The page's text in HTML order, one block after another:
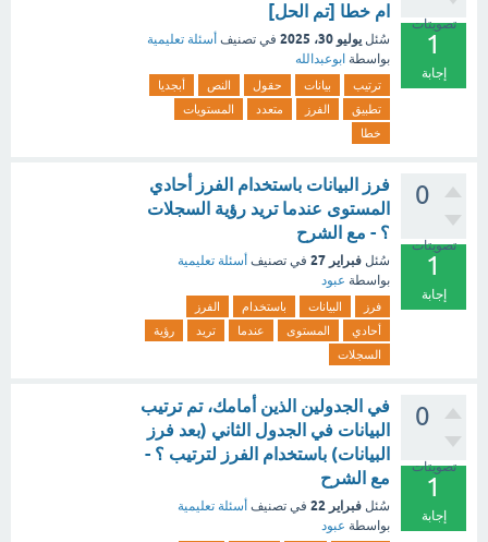
تصويتات
1
إجابة
ام خطا [تم الحل]
سُئل يوليو 30، 2025 في تصنيف أسئلة تعليمية
بواسطة ابوعبدالله
ترتيب بيانات حقول النص
أبجديا
تطبيق
الفرز متعدد
المستويات
خطا
0
تصويتات
1
إجابة
فرز البيانات باستخدام الفرز أحادي
المستوى عندما تريد رؤية السجلات
؟ - مع الشرح
سُئل فبراير 27 في تصنيف أسئلة تعليمية
بواسطة عبود
فرز البيانات باستخدام
الفرز
أحادي
المستوى عندما تريد
رؤية
السجلات
0
تصويتات
1
إجابة
في الجدولين الذين أمامك، تم ترتيب
البيانات في الجدول الثاني (بعد فرز
البيانات) باستخدام الفرز لترتيب ؟ -
مع الشرح
سُئل فبراير 22 في تصنيف أسئلة تعليمية
بواسطة عبود